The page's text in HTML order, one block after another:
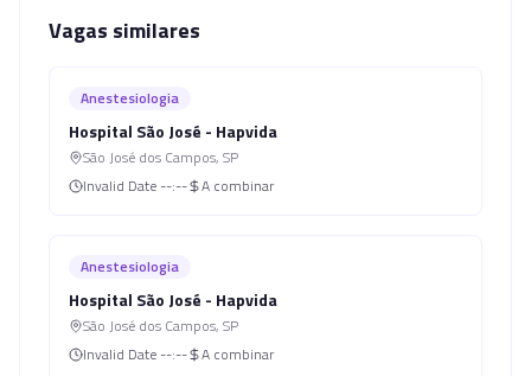
Vagas similares
Anestesiologia
Hospital São José - Hapvida
São José dos Campos, SP
Invalid Date --:-- A combinar
Anestesiologia
Hospital São José - Hapvida
São José dos Campos, SP
Invalid Date --:-- A combinar